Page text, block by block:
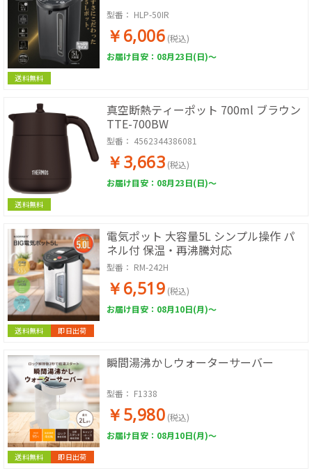
送料無料
型番： HLP-50IR
￥6,006 (税込)
お届け目安：08月23日(日)～
送料無料
真空断熱ティーポット 700ml ブラウン
TTE-700BW
型番： 4562344386081
￥3,663 (税込)
お届け目安：08月23日(日)～
送料無料 即日出荷
電気ポット 大容量5L シンプル操作 パ
ネル付 保温・再沸騰対応
型番： RM-242H
￥6,519 (税込)
お届け目安：08月10日(月)～
送料無料 即日出荷
瞬間湯沸かしウォーターサーバー
型番： F1338
￥5,980 (税込)
お届け目安：08月10日(月)～